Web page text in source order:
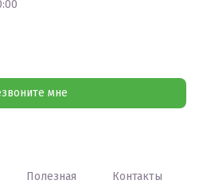
мне
Полезная
Контакты